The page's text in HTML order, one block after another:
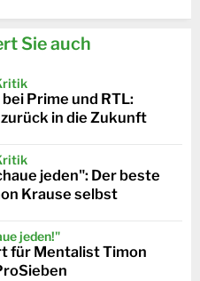
Sie auch
Prime und RTL:
in die Zukunft
jeden": Der beste
Krause selbst
jeden!"
für Mentalist Timon